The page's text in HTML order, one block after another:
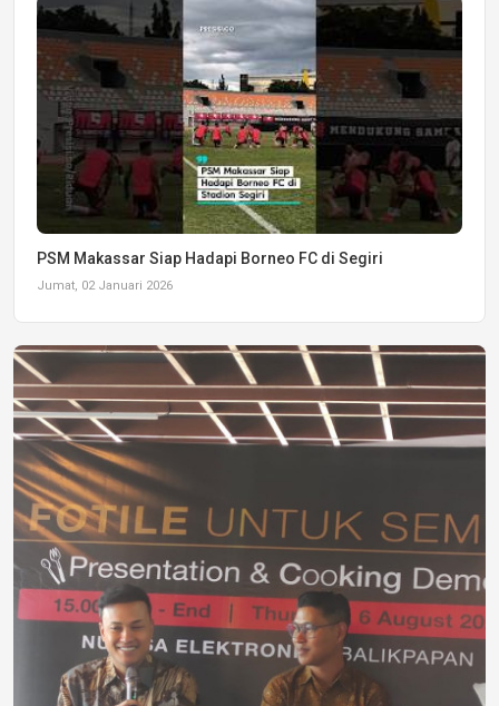
PSM Makassar Siap Hadapi Borneo FC di Segiri
Jumat, 02 Januari 2026